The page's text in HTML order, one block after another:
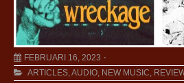
FEBRUARI 16, 2023
ARTICLES,AUDIO, NEW MUSIC,